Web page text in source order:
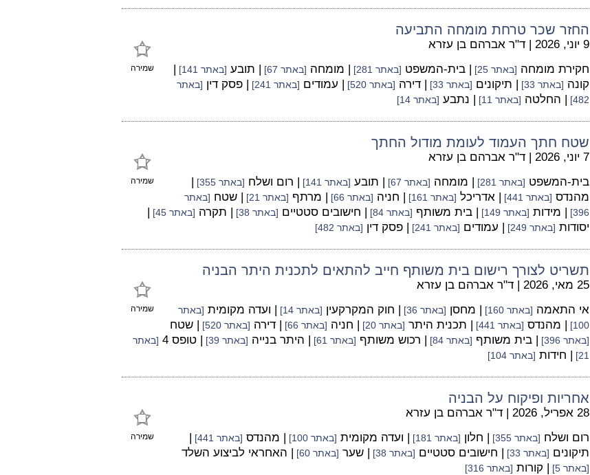
החזר שכר טרחת מומחה התביעה
שמירה
9 יוני, 2026 | ד"ר אברהם בן עזרא
חקירת מומחה [באתר 25] | בית-המשפט [באתר 281] | מומחה [באתר 67] | תובע [באתר 141]
|
קונה [באתר 33] | תיקונים [באתר 33] | דירה [באתר 520] | עמודים [באתר 241] | פסק דין [באתר
482] | החלטה [באתר 11] | נתבע [באתר 14]
שטח חתך העמוד לעומת מודול החתך
שמירה
7 יוני, 2026 | ד"ר אברהם בן עזרא
בית-המשפט [באתר 281] | מומחה [באתר 67] | תובע [באתר 141] | רום ושלח [באתר 355]
|
מהנדס [באתר 441] | אדריכל [באתר 161] | חניה [באתר 66] | מרתף [באתר 21] | שטח [באתר
396] | מידות [באתר 149] | בית משותף [באתר 84] | חישובים סטטיים [באתר 38] | תקרה [באתר 45]
|
יסודות [באתר 249] | עמודים [באתר 241] | פסק דין [באתר 482]
תשריט לצורך רישום בית משותף חייב להתאים לתכנית היתר הבניה
שמירה
25 מאי, 2026 | ד"ר אברהם בן עזרא
אי התאמה [באתר 160] | מחסן [באתר 36] | חוק המקרקעין [באתר 14] | ועדה מקומית [באתר
100]
| מהנדס [באתר 441] | תכנית היתר [באתר 20] | חניה [באתר 66] | דירה [באתר 520] | שטח
[באתר 396] | בית משותף [באתר 84] | רכוש משותף [באתר 61] | היתר בנייה [באתר 39] | טופס 4
[באתר
21] | חידות [באתר 104]
אחריות ופיקוח על הבניה
שמירה
28 אפריל, 2026 | ד"ר אברהם בן עזרא
רום ושלח [באתר 355] | חלון [באתר 181] | ועדה מקומית [באתר 100] | מהנדס [באתר 441]
|
תיקונים [באתר 33] | חישובים סטטיים [באתר 38] | שער [באתר 60] | האחראי לביצוע השלד
[באתר 5] | קורות [באתר 316]